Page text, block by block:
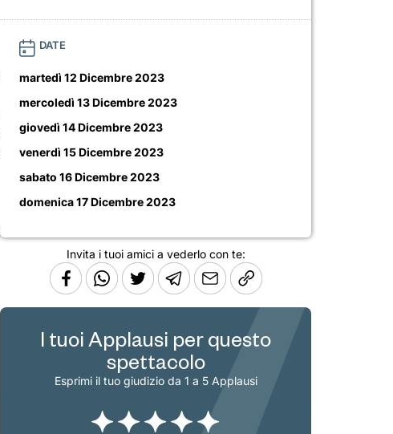
DATE
martedì 12 Dicembre 2023
mercoledì 13 Dicembre 2023
giovedì 14 Dicembre 2023
venerdì 15 Dicembre 2023
sabato 16 Dicembre 2023
domenica 17 Dicembre 2023
Invita i tuoi amici a vederlo con te:
I tuoi Applausi per questo
spettacolo
Esprimi il tuo giudizio da 1 a 5 Applausi